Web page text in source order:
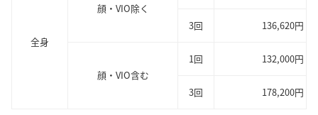
全身
顔・VIO除く
3回 136,620円
顔・VIO含む
1回 132,000円
3回 178,200円